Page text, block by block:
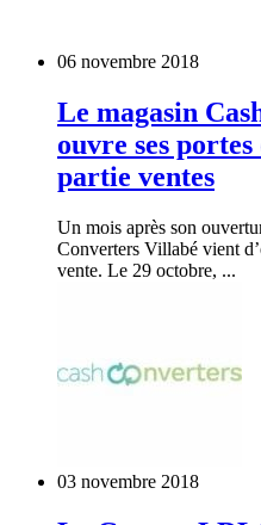
06 novembre 2018
Le magasin
ouvre ses
partie ventes
Un mois après son
Converters Villabé vient
vente. Le 29 octobre, ...
03 novembre 2018